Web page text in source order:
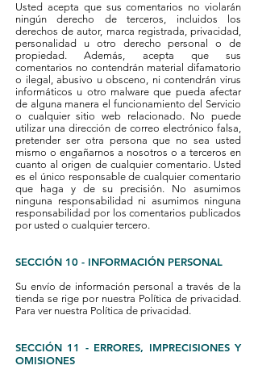
Usted acepta que sus comentarios no violarán
ningún derecho de terceros, incluidos los
derechos de autor, marca registrada, privacidad,
personalidad u otro derecho personal o de
propiedad. Además, acepta que sus
comentarios no contendrán material difamatorio
o ilegal, abusivo u obsceno, ni contendrán virus
informáticos u otro malware que pueda afectar
de alguna manera el funcionamiento del Servicio
o cualquier sitio web relacionado. No puede
utilizar una dirección de correo electrónico falsa,
pretender ser otra persona que no sea usted
mismo o engañarnos a nosotros o a terceros en
cuanto al origen de cualquier comentario. Usted
es el único responsable de cualquier comentario
que haga y de su precisión. No asumimos
ninguna responsabilidad ni asumimos ninguna
responsabilidad por los comentarios publicados
por usted o cualquier tercero.
SECCIÓN 10 - INFORMACIÓN PERSONAL
Su envío de información personal a través de la
tienda se rige por nuestra Política de privacidad.
Para ver nuestra Política de privacidad.
SECCIÓN 11 - ERRORES, IMPRECISIONES Y
OMISIONES